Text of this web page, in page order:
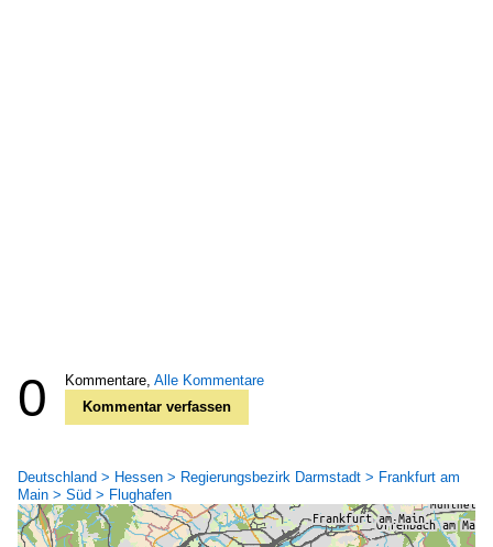
0 Kommentare, Alle Kommentare
Kommentar verfassen
Deutschland > Hessen > Regierungsbezirk Darmstadt > Frankfurt am
Main > Süd > Flughafen